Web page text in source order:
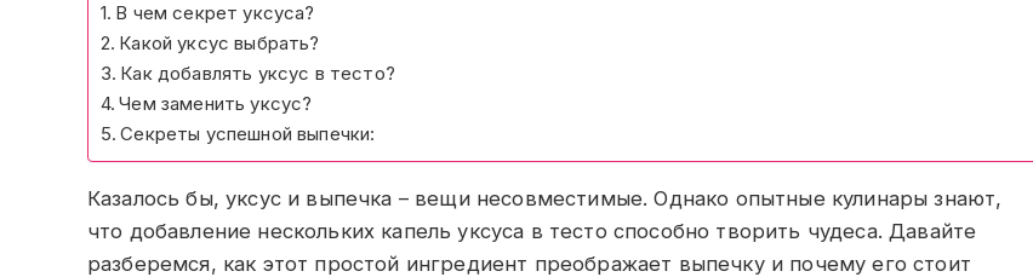
В чем секрет уксуса?
Какой уксус выбрать?
Как добавлять уксус в тесто?
Чем заменить уксус?
Секреты успешной выпечки:
Казалось бы, уксус и выпечка – вещи несовместимые. Однако опытные кулинары знают,
что добавление нескольких капель уксуса в тесто способно творить чудеса. Давайте
разберемся, как этот простой ингредиент преображает выпечку и почему его стоит